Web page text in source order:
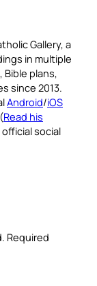
Gallery, a
in multiple
plans,
since 2013.
Android/iOS
Read his
social
Required